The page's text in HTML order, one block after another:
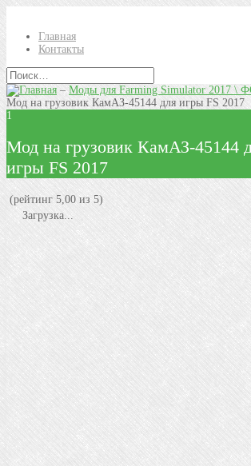
Главная
Контакты
–Моды для Farming Simulator 2017 \
Мод на грузовик КамАЗ-45144 для игры FS 2017
1
Мод на грузовик КамАЗ-45144
игры FS 2017
(рейтинг 5,00 из 5)
Загрузка...